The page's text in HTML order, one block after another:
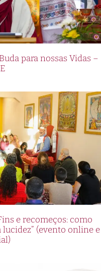
para nossas Vidas –
e recomeços: como
(evento online e